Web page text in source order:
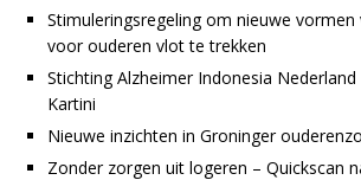
Stimuleringsregeling om nieuwe
voor ouderen vlot te trekken
Stichting Alzheimer Indonesia
Kartini
Nieuwe inzichten in Groninger
Zonder zorgen uit logeren – Quickscan